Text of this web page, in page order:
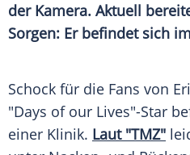
der Kamera. Aktuell
Sorgen: Er befindet sich
Schock für die Fans von
"Days of our Lives"-Star
einer Klinik. Laut "TMZ"